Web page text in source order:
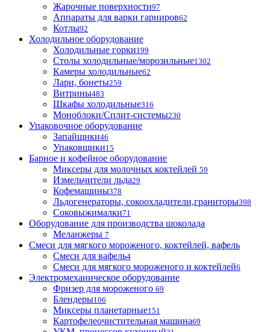
Жарочные поверхности97
Аппараты для варки гарниров62
Котлы92
Холодильное оборудование
Холодильные горки199
Столы холодильные/морозильные1302
Камеры холодильные62
Лари, бонеты259
Витрины483
Шкафы холодильные316
Моноблоки/Сплит-системы230
Упаковочное оборудование
Запайщики46
Упаковщики15
Барное и кофейное оборудование
Миксеры для молочных коктейлей 59
Измельчители льда29
Кофемашины378
Льдогенераторы, сокоохладители,граниторы398
Соковыжималки71
Оборудование для производства шоколада
Меланжеры 7
Смеси для мягкого мороженого, коктейлей, вафель
Смеси для вафель4
Смеси для мягкого мороженого и коктейлей6
Электромеханическое оборудование
Фризер для мороженого 69
Блендеры106
Миксеры планетарные151
Картофелеочистительная машина69